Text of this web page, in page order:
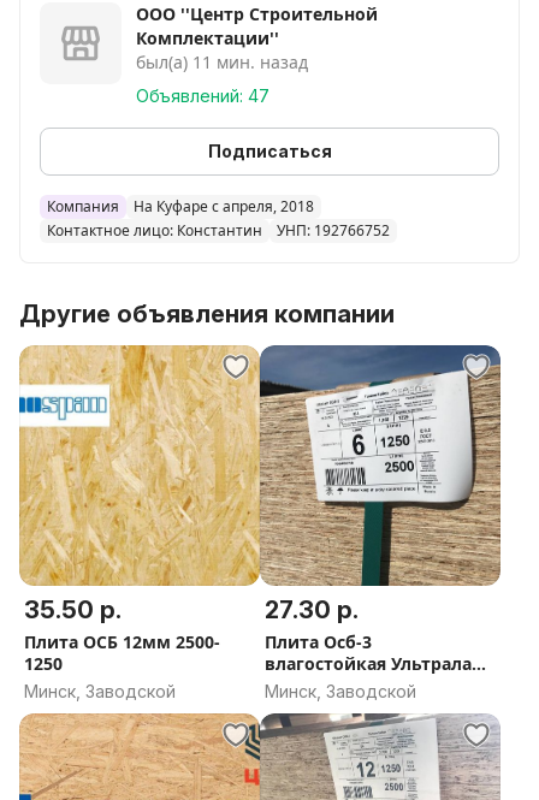
ООО ''Центр Строительной
Комплектации''
был(а) 11 мин. назад
Объявлений: 47
Подписаться
Компания
На Куфаре с апреля, 2018
Контактное лицо: Константин
УНП: 192766752
Другие объявления компании
35.50 р.
Плита ОСБ 12мм 2500-
1250
Минск, Заводской
27.30 р.
Плита Осб-3
влагостойкая Ультралам
эко без формальдегида 6
Минск, Заводской